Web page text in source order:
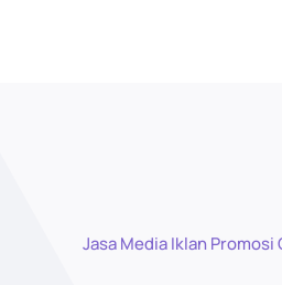
Jasa Media Iklan